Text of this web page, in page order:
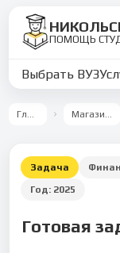
ПОМОЩЬ
Выбрать ВУЗ
Главная Магазин работ
Задача
Год: 2025
Готовая